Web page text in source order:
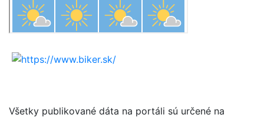
Všetky publikované dáta na portáli sú určené na